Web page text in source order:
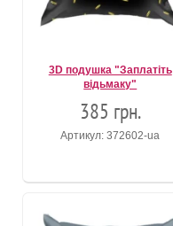
3D подушка "Заплатіть
відьмаку"
385 грн.
Артикул: 372602-ua